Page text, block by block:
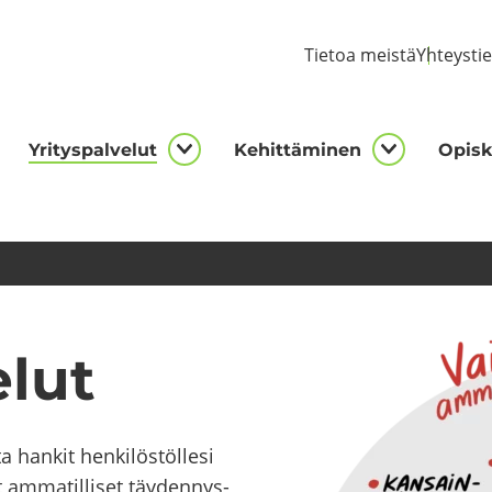
Tie­toa meis­tä
Yri­tys­pal­ve­lut
Yrityspalvelut
Ke­hit­tä­mi­nen
han­kit hen­ki­lös­töl­le­si
am­ma­til­li­set täy­den­nys­